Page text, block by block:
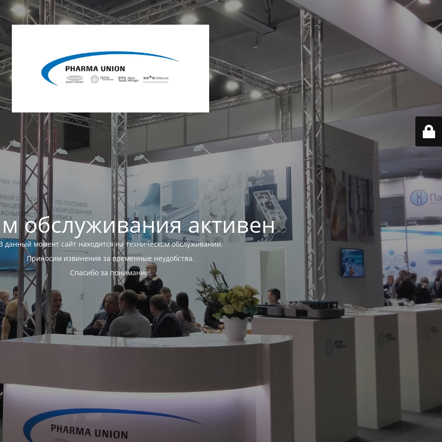
обслуживания активен
данный момент сайт находится на техническом обслуживании.
Приносим извинения за временные неудобства.
Спасибо за понимание!